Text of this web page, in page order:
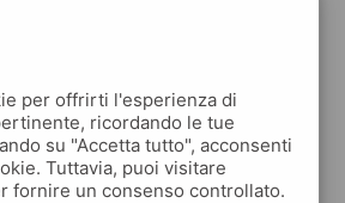
per offrirti l'esperienza di
ricordando le tue
su "Accetta tutto", acconsenti
Tuttavia, puoi visitare
fornire un consenso controllato.